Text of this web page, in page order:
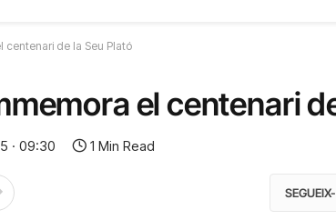
centenari de la Seu Plató
el centenari
· 09:30 1 Min Read